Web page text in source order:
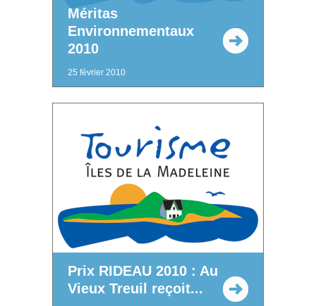
Méritas
Environnementaux
2010
25 février 2010
Prix RIDEAU 2010 : Au
Vieux Treuil reçoit...